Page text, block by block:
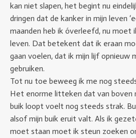
kan niet slapen, het begint nu
dringen dat de kanker in mijn leven
maanden heb ik óverleefd, nu moet
leven. Dat betekent dat ik eraan
gaan voelen, dat ik mijn lijf opnieuw
gebruiken.
Tot nu toe beweeg ik me nog
Het enorme litteken dat van boven
buik loopt voelt nog steeds strak.
alsof mijn buik eruit valt. Als ik
moet staan moet ik steun zoeken